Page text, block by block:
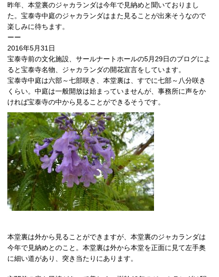
昨年、本堂裏のジャカランダは今年で見納めと聞いておりまし
た。宝泰寺中庭のジャカランダはまた見ることが出来そうなので
楽しみに待ちます。
ーー
2016年5月31日
宝泰寺前の文化施設、サールナートホールの5月29日のブログによ
ると宝泰寺名物、ジャカランダの開花宣言をしています。
宝泰寺中庭は六部～七部咲き、本堂裏は、すでに七部～八分咲き
くらい。中庭は一般開放は始まっていませんが、事務所に声をか
ければ宝泰寺の中から見ることができるそうです。
本堂裏は外から見ることができますが、本堂裏のジャカランダは
今年で見納めとのこと。本堂裏は外から本堂を正面に見て左手奥
に細い道があり、突き当たりにあります。